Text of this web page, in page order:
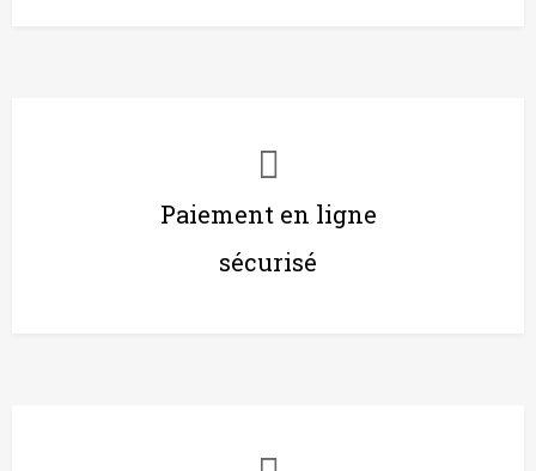
Paiement en ligne
sécurisé